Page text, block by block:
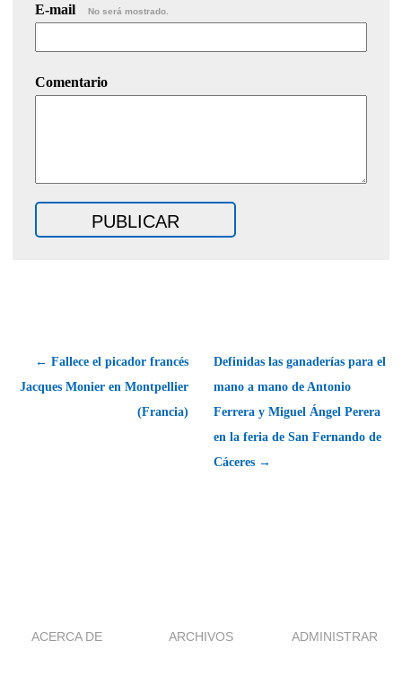
E-mail No será mostrado.
Comentario
← Fallece el picador francés
Jacques Monier en Montpellier
(Francia)
Definidas las ganaderías para el
mano a mano de Antonio
Ferrera y Miguel Ángel Perera
en la feria de San Fernando de
Cáceres →
ACERCA DE ARCHIVOS ADMINISTRAR